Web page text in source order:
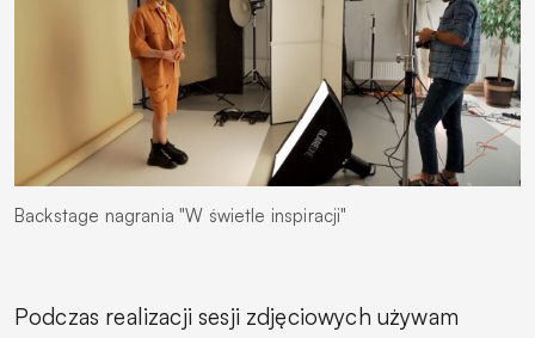
Backstage nagrania "W świetle inspiracji"
Podczas realizacji sesji zdjęciowych używam